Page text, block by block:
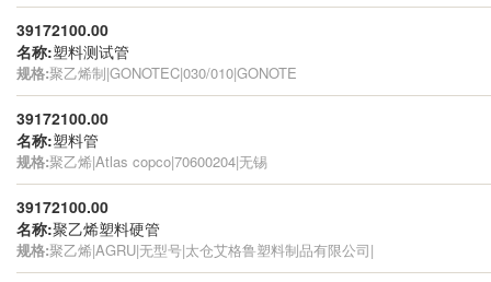
39172100.00
名称:塑料测试管
规格:聚乙烯制|GONOTEC|030/010|GONOTE
39172100.00
名称:塑料管
规格:聚乙烯|Atlas copco|70600204|无锡
39172100.00
名称:聚乙烯塑料硬管
规格:聚乙烯|AGRU|无型号|太仓艾格鲁塑料制品有限公司|